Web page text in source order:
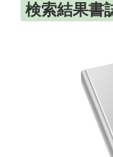
検索結果書